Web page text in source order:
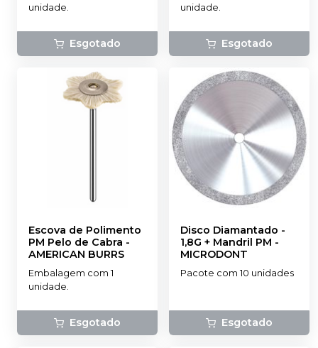
unidade.
Esgotado
unidade.
Esgotado
Escova de Polimento
PM Pelo de Cabra -
AMERICAN BURRS
Embalagem com 1
unidade.
Esgotado
Disco Diamantado -
1,8G + Mandril PM -
MICRODONT
Pacote com 10 unidades
Esgotado